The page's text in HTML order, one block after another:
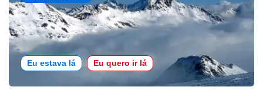
Eu estava lá Eu quero ir lá